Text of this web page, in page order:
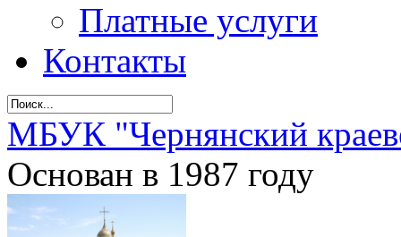
Платные услуги
Контакты
МБУК "Чернянский
Основан в 1987 году